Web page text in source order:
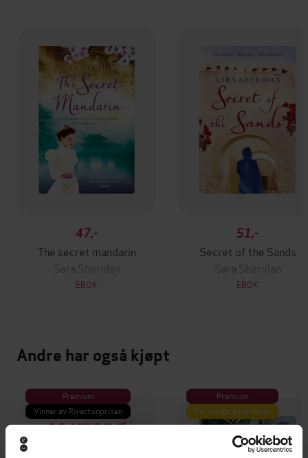
47,-
The secret mandarin
Sara Sheridan
EBOK
51,-
Secret of the Sands
Sara Sheridan
EBOK
Andre har også kjøpt
Premium
Vinner av Rivertonprisen
Premium
Første gang på tilbud